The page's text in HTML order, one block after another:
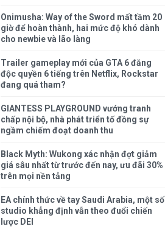
Onimusha: Way of the Sword mất tầm 20
giờ để hoàn thành, hai mức độ khó dành
cho newbie và lão làng
Trailer gameplay mới của GTA 6 đăng
độc quyền 6 tiếng trên Netflix, Rockstar
đang quá tham?
GIANTESS PLAYGROUND vướng tranh
chấp nội bộ, nhà phát triển tố đồng sự
ngầm chiếm đoạt doanh thu
Black Myth: Wukong xác nhận đợt giảm
giá sâu nhất từ trước đến nay, ưu đãi 30%
trên mọi nền tảng
EA chính thức về tay Saudi Arabia, một số
studio khẳng định vẫn theo đuổi chiến
lược DEI